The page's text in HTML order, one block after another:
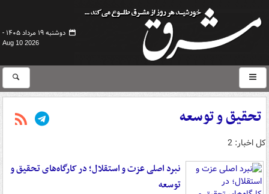
دوشنبه ۱۹ مرداد ۱۴۰۵ -
Aug 10 2026
تحقیق و توسعه
کل اخبار: 2
نبرد اصلی عزت و استقلال؛ در کارگاه‌های تحقیق و
توسعه